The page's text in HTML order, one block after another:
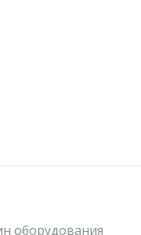
оборудования